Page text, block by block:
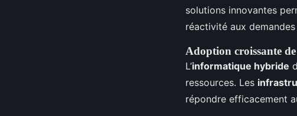
solutions innovantes
réactivité aux
Adoption croissante
L’informatique hybride
ressources. Les
répondre efficacement